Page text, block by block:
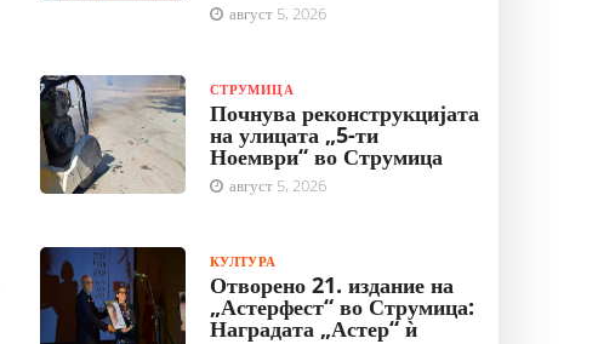
август 5, 2026
СТРУМИЦА
Почнува реконструкцијата
на улицата „5-ти
Ноември“ во Струмица
август 5, 2026
КУЛТУРА
Отворено 21. издание на
„Астерфест“ во Струмица:
Наградата „Астер“ ѝ